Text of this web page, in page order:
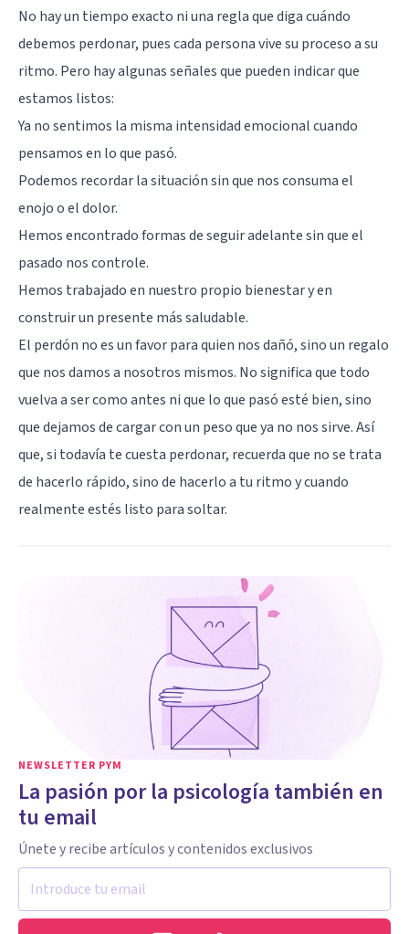
No hay un tiempo exacto ni una regla que diga cuándo
debemos perdonar, pues cada persona vive su proceso a su
ritmo. Pero hay algunas señales que pueden indicar que
estamos listos:
Ya no sentimos la misma intensidad emocional cuando
pensamos en lo que pasó.
Podemos recordar la situación sin que nos consuma el
enojo o el dolor.
Hemos encontrado formas de seguir adelante sin que el
pasado nos controle.
Hemos trabajado en nuestro propio bienestar y en
construir un presente más saludable.
El perdón no es un favor para quien nos dañó, sino un regalo
que nos damos a nosotros mismos. No significa que todo
vuelva a ser como antes ni que lo que pasó esté bien, sino
que dejamos de cargar con un peso que ya no nos sirve. Así
que, si todavía te cuesta perdonar, recuerda que no se trata
de hacerlo rápido, sino de hacerlo a tu ritmo y cuando
realmente estés listo para soltar.
NEWSLETTER PYM
La pasión por la psicología también en
tu email
Únete y recibe artículos y contenidos exclusivos